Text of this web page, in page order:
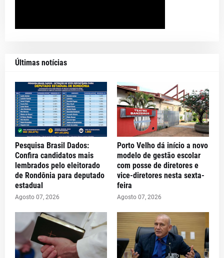
Últimas notícias
Pesquisa Brasil Dados:
Confira candidatos mais
lembrados pelo eleitorado
de Rondônia para deputado
estadual
Agosto 07, 2026
Porto Velho dá início a novo
modelo de gestão escolar
com posse de diretores e
vice-diretores nesta sexta-
feira
Agosto 07, 2026